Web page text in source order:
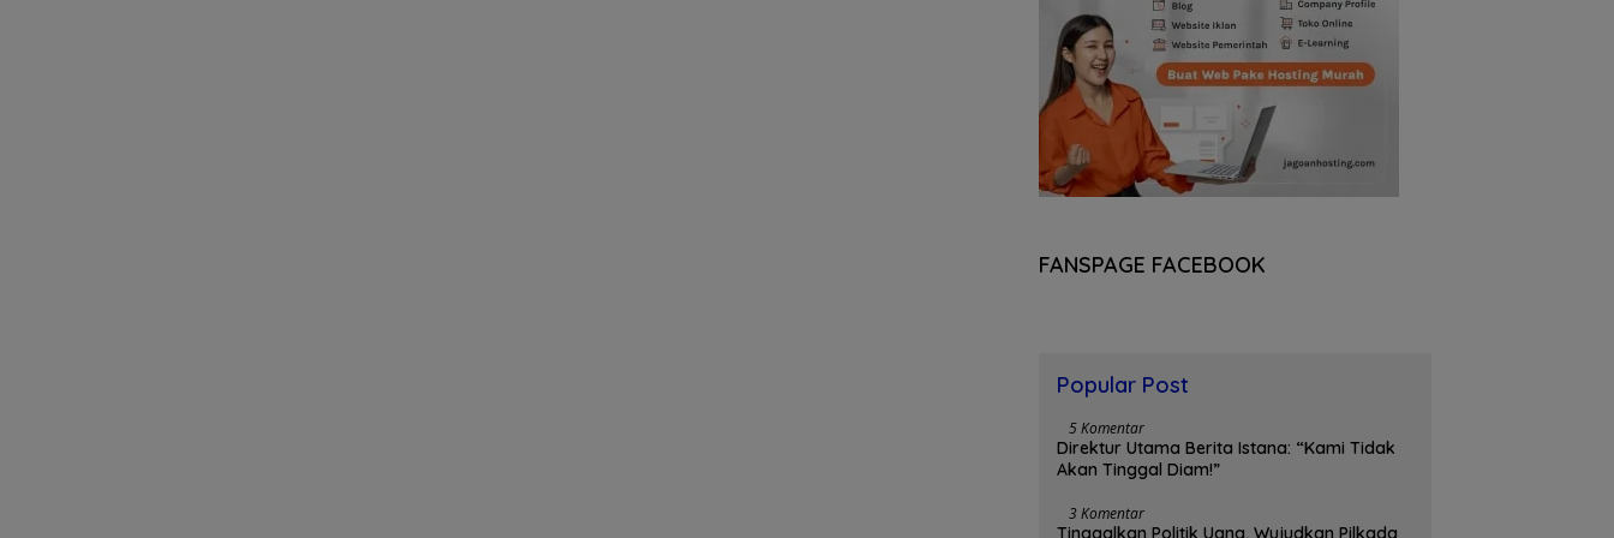
FANSPAGE FACEBOOK
Popular Post
5 Komentar
Direktur Utama Berita Istana: “Kami Tidak
Akan Tinggal Diam!”
3 Komentar
Tinggalkan Politik Uang, Wujudkan Pilkada